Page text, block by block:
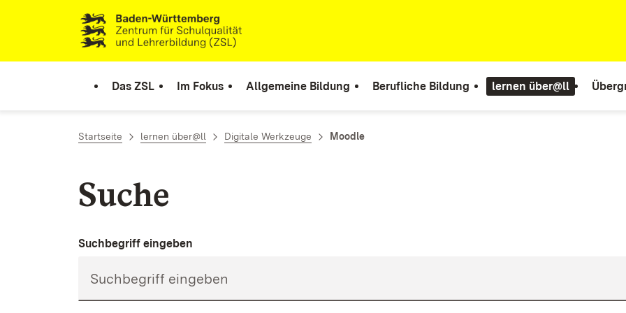
Zum Inhalt springen
Link zur Startseite
Das ZSL Im Fokus Allgemeine Bildung Berufliche Bildung lernen über@ll
Startseite lernen über@ll Digitale Werkzeuge Moodle
Suche
Suchbegriff eingeben